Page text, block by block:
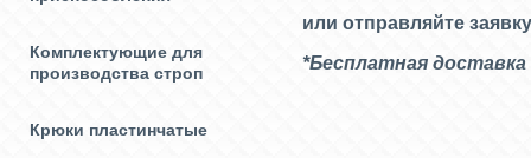
Комплектующие для
производства строп
Крюки пластинчатые
или отправляйте
*Бесплатная доставка